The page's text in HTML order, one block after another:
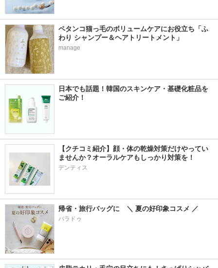
ペタンコ猫っ毛のボリュームケアにお役立ち「ふ
わり シャンプー＆ヘアトリートメント」
manage
日本でも話題！韓国のスキンケア・基礎化粧品を
ご紹介！
【クチコミ紹介】顔・体の乾燥対策だけやってい
ませんか？オーラルケアもしっかり対策を！
デンティス
帰省・旅行バッグに　＼ 夏の好印象コスメ ／
パラドゥ